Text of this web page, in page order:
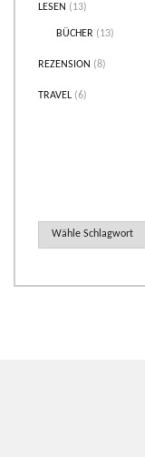
LESEN (13)
BÜCHER (13)
REZENSION (8)
TRAVEL (6)